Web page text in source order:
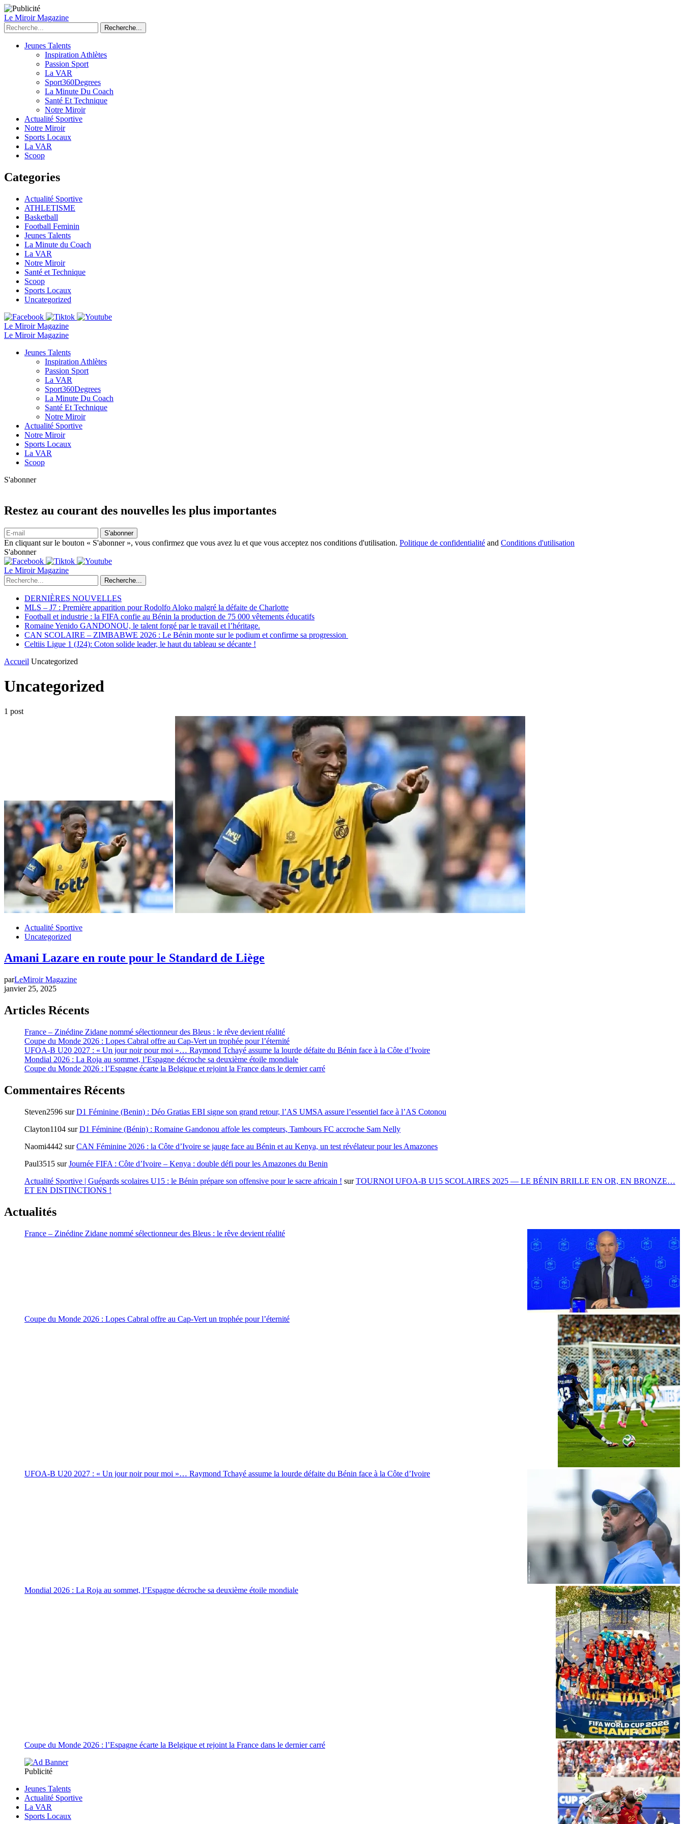
Le Miroir Magazine
Recherche...
Jeunes Talents
Inspiration Athlètes
Passion Sport
La VAR
Sport360Degrees
La Minute Du Coach
Santé Et Technique
Notre Miroir
Actualité Sportive
Notre Miroir
Sports Locaux
La VAR
Scoop
Categories
Actualité Sportive
ATHLETISME
Basketball
Football Feminin
Jeunes Talents
La Minute du Coach
La VAR
Notre Miroir
Santé et Technique
Scoop
Sports Locaux
Uncategorized
Le Miroir Magazine
Le Miroir Magazine
Jeunes Talents
Inspiration Athlètes
Passion Sport
La VAR
Sport360Degrees
La Minute Du Coach
Santé Et Technique
Notre Miroir
Actualité Sportive
Notre Miroir
Sports Locaux
La VAR
Scoop
S'abonner
Restez au courant des nouvelles les plus importantes
S'abonner
En cliquant sur le bouton « S'abonner », vous confirmez que vous avez lu et que vous acceptez nos conditions d'utilisation. Politique de confidentialité and Conditions d'utilisation
S'abonner
Le Miroir Magazine
Recherche...
DERNIÈRES NOUVELLES
MLS – J7 : Première apparition pour Rodolfo Aloko malgré la défaite de Charlotte
Football et industrie : la FIFA confie au Bénin la production de 75 000 vêtements éducatifs
Romaine Yenido GANDONOU, le talent forgé par le travail et l’héritage.
CAN SCOLAIRE – ZIMBABWE 2026 : Le Bénin monte sur le podium et confirme sa progression
Celtiis Ligue 1 (J24): Coton solide leader, le haut du tableau se décante !
Accueil Uncategorized
Uncategorized
1 post
Actualité Sportive
Uncategorized
Amani Lazare en route pour le Standard de Liège
parLeMiroir Magazine
janvier 25, 2025
Articles Récents
France – Zinédine Zidane nommé sélectionneur des Bleus : le rêve devient réalité
Coupe du Monde 2026 : Lopes Cabral offre au Cap-Vert un trophée pour l’éternité
UFOA-B U20 2027 : « Un jour noir pour moi »… Raymond Tchayé assume la lourde défaite du Bénin face à la Côte d’Ivoire
Mondial 2026 : La Roja au sommet, l’Espagne décroche sa deuxième étoile mondiale
Coupe du Monde 2026 : l’Espagne écarte la Belgique et rejoint la France dans le dernier carré
Commentaires Récents
Steven2596 surD1 Féminine (Benin) : Déo Gratias EBI signe son grand retour, l’AS UMSA assure l’essentiel face à l’AS Cotonou
Clayton1104 surD1 Féminine (Bénin) : Romaine Gandonou affole les compteurs, Tambours FC accroche Sam Nelly
Naomi4442 surCAN Féminine 2026 : la Côte d’Ivoire se jauge face au Bénin et au Kenya, un test révélateur pour les Amazones
Paul3515 surJournée FIFA : Côte d’Ivoire – Kenya : double défi pour les Amazones du Benin
Actualité Sportive | Guépards scolaires U15 : le Bénin prépare son offensive pour le sacre africain ! surTOURNOI UFOA-B U15 SCOLAIRES 2025 — LE BÉNIN BRILLE EN OR, EN BRONZE…
ET EN DISTINCTIONS !
Actualités
France – Zinédine Zidane nommé sélectionneur des Bleus : le rêve devient réalité
Coupe du Monde 2026 : Lopes Cabral offre au Cap-Vert un trophée pour l’éternité
UFOA-B U20 2027 : « Un jour noir pour moi »… Raymond Tchayé assume la lourde défaite du Bénin face à la Côte d’Ivoire
Mondial 2026 : La Roja au sommet, l’Espagne décroche sa deuxième étoile mondiale
Coupe du Monde 2026 : l’Espagne écarte la Belgique et rejoint la France dans le dernier carré
Publicité
Jeunes Talents
Actualité Sportive
La VAR
Sports Locaux